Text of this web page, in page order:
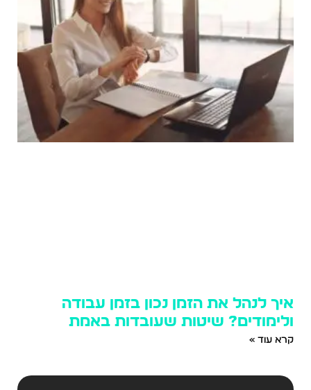
איך לנהל את הזמן נכון בזמן עבודה
ולימודים? שיטות שעובדות באמת
קרא עוד »